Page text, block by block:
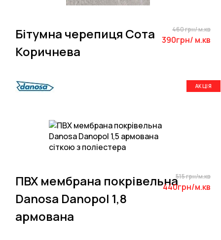
Бітумна черепиця Сота
Коричнева
460 грн/ м.кв
390грн/ м.кв
АКЦІЯ
ПВХ мембрана покрівельна
Danosa Danopol 1,8
армована
515 грн/м.кв
440грн/м.кв